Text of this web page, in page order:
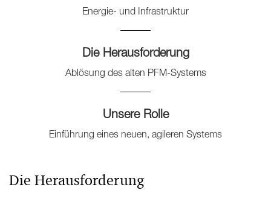
Energie- und Infrastruktur
Die Herausforderung
Ablösung des alten PFM-Systems
Unsere Rolle
Einführung eines neuen, agileren Systems
Die Herausforderung